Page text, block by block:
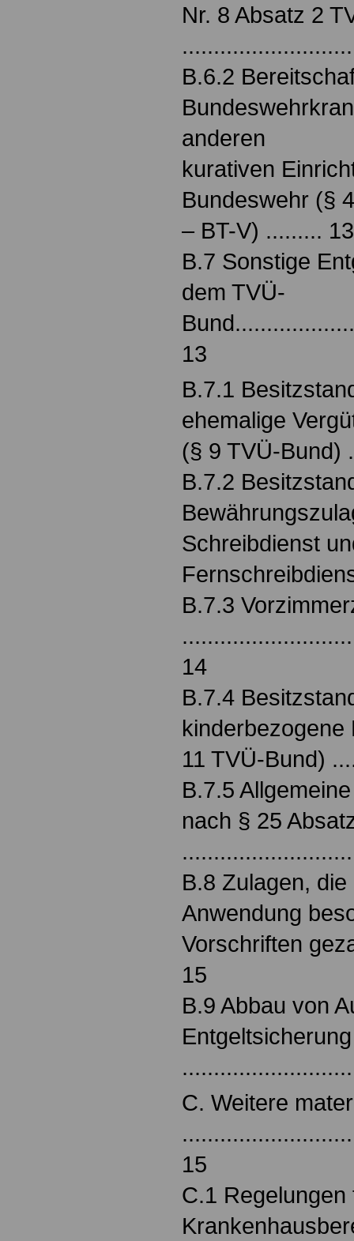
Nr. 8 Absatz 2
B.6.2
anderen
kurativen
Bundeswehr (§
‒ BT-V) ......... 13
B.7 Sonstige
dem TVÜ-
13
B.7.1
ehemalige
(§ 9 TVÜ-Bund)
B.7.2
Schreibdienst
B.7.3
14
B.7.4
kinderbezogene
11 TVÜ-Bund)
B.7.5
nach § 25
B.8 Zulagen,
Anwendung
Vorschriften
15
B.9 Abbau von
Entgeltsicherung
C. Weitere
15
C.1 Regelungen